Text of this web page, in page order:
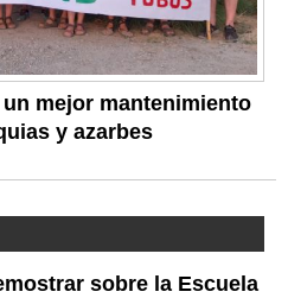
mejor mantenimiento
y azarbes
sobre la Escuela